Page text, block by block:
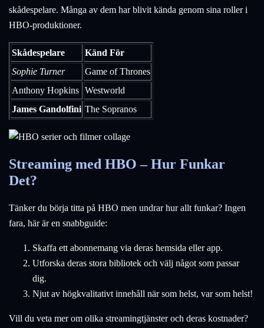
skådespelare. Många av dem har blivit kända genom sina roller i
HBO-produktioner.
Skådespelare
Känd För
Sophie Turner
Game of Thrones
Anthony Hopkins Westworld
James Gandolfini The Sopranos
Streaming med HBO – Hur Funkar
Det?
Tänker du börja titta på HBO men undrar hur allt funkar? Ingen
fara, här är en snabbguide:
Skaffa ett abonnemang via deras hemsida eller app.
Utforska deras stora bibliotek och välj något som passar
dig.
Njut av högkvalitativt innehåll när som helst, var som helst!
Vill du veta mer om olika streamingtjänster och deras kostnader?